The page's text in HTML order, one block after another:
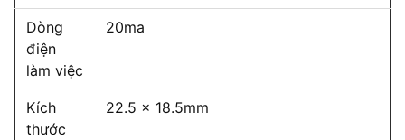
Dòng
điện
làm việc
20ma
Kích
thước
22.5 x 18.5mm